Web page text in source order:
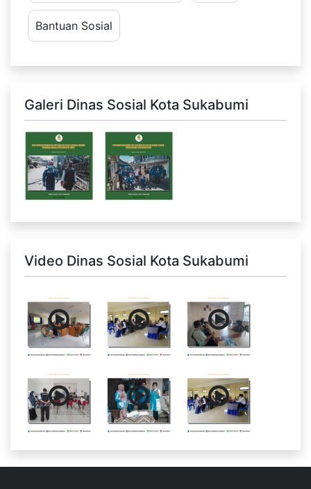
Bantuan Sosial
Galeri Dinas Sosial Kota Sukabumi
Video Dinas Sosial Kota Sukabumi